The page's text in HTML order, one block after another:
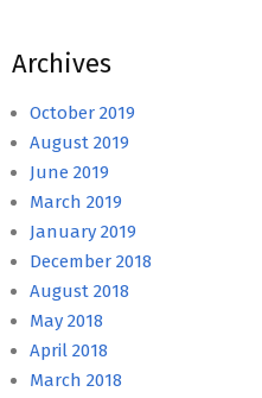
Archives
October 2019
August 2019
June 2019
March 2019
January 2019
December 2018
August 2018
May 2018
April 2018
March 2018